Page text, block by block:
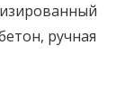
ручная